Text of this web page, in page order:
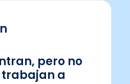
pero no
a